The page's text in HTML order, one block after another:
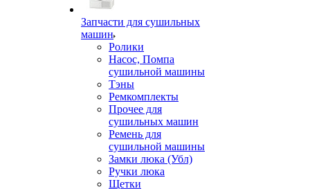
Запчасти для сушильных
машин
Ролики
Насос, Помпа
сушильной машины
Тэны
Ремкомплекты
Прочее для
сушильных машин
Ремень для
сушильной машины
Замки люка (Убл)
Ручки люка
Щетки